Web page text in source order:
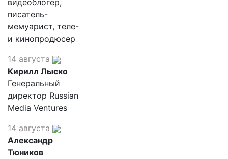
видеоблогер,
писатель-
мемуарист, теле-
и кинопродюсер
14 августа
Кирилл Лыско
Генеральный
директор Russian
Media Ventures
14 августа
Александр
Тюников